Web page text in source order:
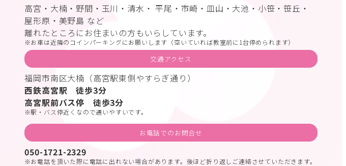
高宮・大楠・野間・玉川・清水・ 平尾・市崎・皿山・大池・小笹・笹丘・
屋形原・美野島 など
離れたところにお住まいの方もいらしています。
お車は近隣のコインパーキングにお願いします（空いていれば教室前に1台停められます）
交通アクセス
福岡市南区大楠（高宮駅東側やすらぎ通り）
西鉄高宮駅 徒歩3分
高宮駅前バス停 徒歩3分
駅・バス停近くなので通いやすいです。
お電話でのお問合せ
050-1721-2329
お電話を頂いた際に電話に出れない場合があります。後ほど折り返しご連絡させていただきます。